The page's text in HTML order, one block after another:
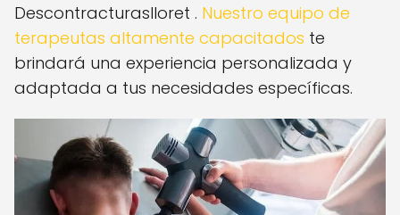
Descontracturaslloret . Nuestro equipo de
terapeutas altamente capacitados te
brindará una experiencia personalizada y
adaptada a tus necesidades específicas.